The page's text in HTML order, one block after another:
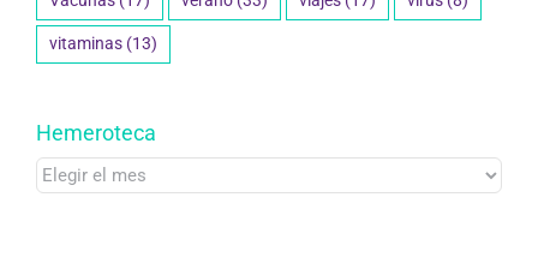
vitaminas (13)
Hemeroteca
Hemeroteca